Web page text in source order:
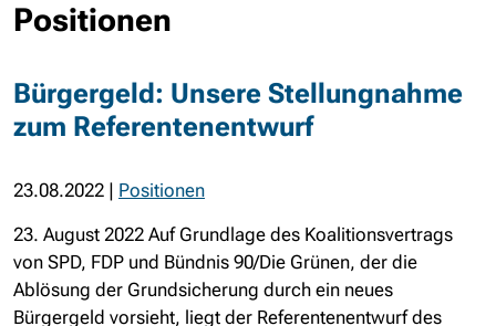
Positionen
Bürgergeld: Unsere Stellungnahme
zum Referentenentwurf
23.08.2022 | Positionen
23. August 2022 Auf Grundlage des Koalitionsvertrags
von SPD, FDP und Bündnis 90/Die Grünen, der die
Ablösung der Grundsicherung durch ein neues
Bürgergeld vorsieht, liegt der Referentenentwurf des